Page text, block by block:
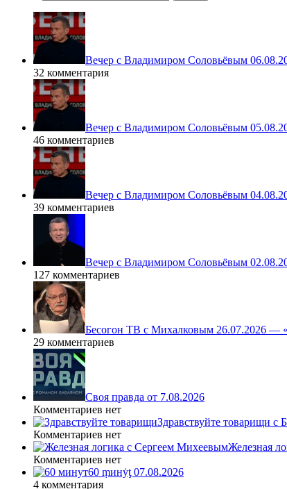
Вечер с Владимиром Соловьёвым
32 комментария
Вечер с Владимиром Соловьёвым
46 комментариев
Вечер с Владимиром Соловьёвым
39 комментариев
Вечер с Владимиром Соловьёвым
127 комментариев
Бесогон ТВ с Михалковым 26.07.2026 —
29 комментариев
Своя правда от 7.08.2026
Комментариев нет
Здравствуйте товарищи с
Комментариев нет
Железная
Комментариев нет
60 ṃинẏƫ 07.08.2026
4 комментария